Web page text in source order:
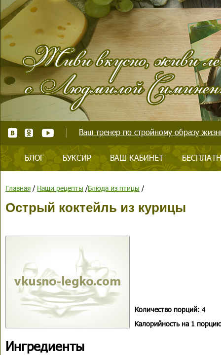
Ваш тренер по стройному образу
БЛОГ БУКСИР ВАШ КАБИНЕТ
Главная / Наши рецепты /Блюда из птицы /
Острый коктейль из курицы
Количество порций: 4
Kалорийность на 1
Ингредиенты